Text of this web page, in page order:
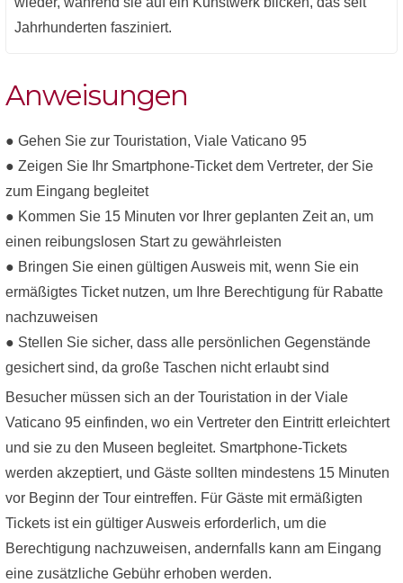
Jahrhunderten fasziniert.
Anweisungen
● Gehen Sie zur Touristation, Viale Vaticano 95
● Zeigen Sie Ihr Smartphone-Ticket dem Vertreter, der Sie
zum Eingang begleitet
● Kommen Sie 15 Minuten vor Ihrer geplanten Zeit an, um
einen reibungslosen Start zu gewährleisten
● Bringen Sie einen gültigen Ausweis mit, wenn Sie ein
ermäßigtes Ticket nutzen, um Ihre Berechtigung für Rabatte
nachzuweisen
● Stellen Sie sicher, dass alle persönlichen Gegenstände
gesichert sind, da große Taschen nicht erlaubt sind
Besucher müssen sich an der Touristation in der Viale
Vaticano 95 einfinden, wo ein Vertreter den Eintritt erleichtert
und sie zu den Museen begleitet. Smartphone-Tickets
werden akzeptiert, und Gäste sollten mindestens 15 Minuten
vor Beginn der Tour eintreffen. Für Gäste mit ermäßigten
Tickets ist ein gültiger Ausweis erforderlich, um die
Berechtigung nachzuweisen, andernfalls kann am Eingang
eine zusätzliche Gebühr erhoben werden.